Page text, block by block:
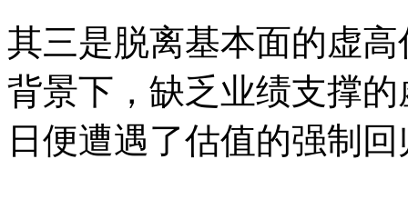
其三是脱离基本面的虚
背景下，缺乏业绩支撑
日便遭遇了估值的强制回